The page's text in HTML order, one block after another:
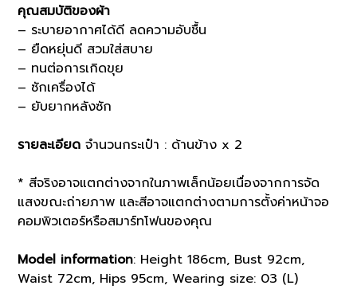
คุณสมบัติของผ้า
– ระบายอากาศได้ดี ลดความอับชื้น
– ยืดหยุ่นดี สวมใส่สบาย
– ทนต่อการเกิดขุย
– ซักเครื่องได้
– ยับยากหลังซัก
รายละเอียด จำนวนกระเป๋า : ด้านข้าง x 2
* สีจริงอาจแตกต่างจากในภาพเล็กน้อยเนื่องจากการจัด
แสงขณะถ่ายภาพ และสีอาจแตกต่างตามการตั้งค่าหน้าจอ
คอมพิวเตอร์หรือสมาร์ทโฟนของคุณ
Model information: Height 186cm, Bust 92cm,
Waist 72cm, Hips 95cm, Wearing size: 03 (L)